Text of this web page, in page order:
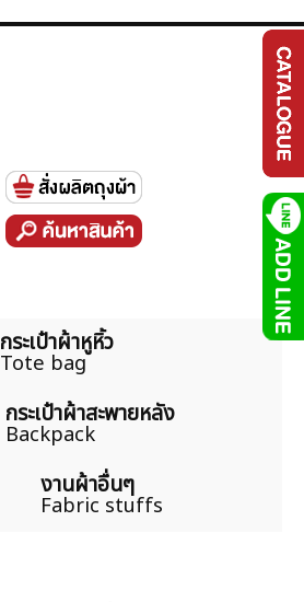
กระเป๋าผ้าหูหิ้ว
Tote bag
กระเป๋าผ้าสะพายหลัง
Backpack
งานผ้าอื่นๆ
Fabric stuffs